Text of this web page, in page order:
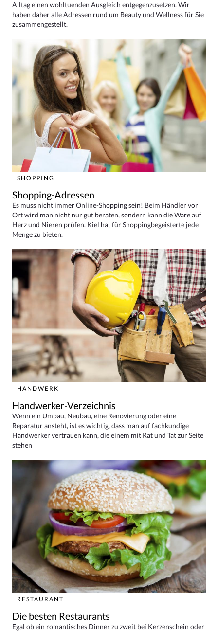
Alltag einen wohltuenden Ausgleich entgegenzusetzen. Wir
haben daher alle Adressen rund um Beauty und Wellness für Sie
zusammengestellt.
SHOPPING
Shopping-Adressen
Es muss nicht immer Online-Shopping sein! Beim Händler vor
Ort wird man nicht nur gut beraten, sondern kann die Ware auf
Herz und Nieren prüfen. Kiel hat für Shoppingbegeisterte jede
Menge zu bieten.
HANDWERK
Handwerker-Verzeichnis
Wenn ein Umbau, Neubau, eine Renovierung oder eine
Reparatur ansteht, ist es wichtig, dass man auf fachkundige
Handwerker vertrauen kann, die einem mit Rat und Tat zur Seite
stehen
RESTAURANT
Die besten Restaurants
Egal ob ein romantisches Dinner zu zweit bei Kerzenschein oder